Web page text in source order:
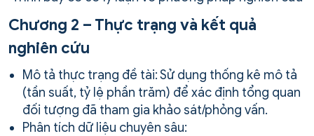
Chương 2 – Thực trạng và kết quả
nghiên cứu
Mô tả thực trạng đề tài: Sử dụng thống kê mô tả
(tần suất, tỷ lệ phần trăm) để xác định tổng quan
đối tượng đã tham gia khảo sát/phỏng vấn.
Phân tích dữ liệu chuyên sâu: